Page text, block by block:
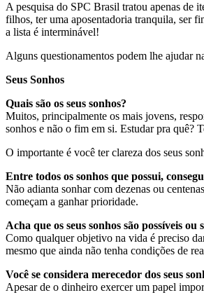
A pesquisa do SPC Brasil tratou apenas de
filhos, ter uma aposentadoria tranquila, ser
a lista é interminável!
Alguns questionamentos podem lhe ajudar
Seus Sonhos
Quais são os seus sonhos?
Muitos, principalmente os mais jovens,
sonhos e não o fim em si. Estudar pra quê?
O importante é você ter clareza dos seus
Entre todos os sonhos que possui,
Não adianta sonhar com dezenas ou
começam a ganhar prioridade.
Acha que os seus sonhos são possíveis
Como qualquer objetivo na vida é preciso
mesmo que ainda não tenha condições de
Você se considera merecedor dos seus
Apesar de o dinheiro exercer um papel